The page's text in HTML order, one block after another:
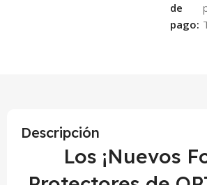
de
pago:
Descripción
Los ¡Nuevos